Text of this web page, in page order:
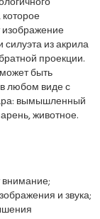
силуэта из акрила
проекции.
быть
любом виде с
вымышленный
животное.
внимание;
и звука;